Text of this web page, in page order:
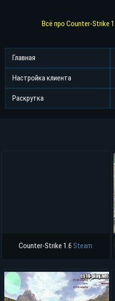
Всё про Counter-Strike
Главная
Настройка клиента
Раскрутка
Counter-Strike 1.6 Steam